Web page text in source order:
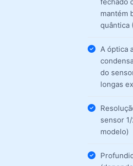
mantém
quântica
A óptica
do
longas
sensor
modelo)